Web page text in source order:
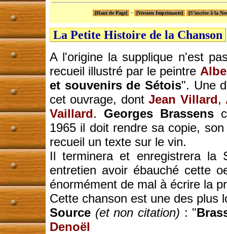
[Haut de Page] - [Version Imprimante] [S'incrire à la
La Petite Histoire de la Chanson
A l'origine la supplique n'est
recueil illustré par le peintre
et souvenirs de Sétois". Une
cet ouvrage, dontJean Villard,
Vaillard. Georges Brassens
1965 il doit rendre sa copie,
recueil un texte sur le vin.
Il terminera et enregistrera la
entretien avoir ébauché cette
énormément de mal à écrire la
Cette chanson est une des plus
Source (et non citation) : "
Denoël